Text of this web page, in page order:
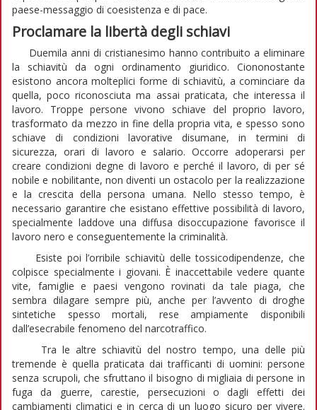
paese-messaggio di coesistenza e di pace.
Proclamare la libertà degli schiavi
Duemila anni di cristianesimo hanno contribuito a eliminare
la schiavitù da ogni ordinamento giuridico. Ciononostante
esistono ancora molteplici forme di schiavitù, a cominciare da
quella, poco riconosciuta ma assai praticata, che interessa il
lavoro. Troppe persone vivono schiave del proprio lavoro,
trasformato da mezzo in fine della propria vita, e spesso sono
schiave di condizioni lavorative disumane, in termini di
sicurezza, orari di lavoro e salario. Occorre adoperarsi per
creare condizioni degne di lavoro e perché il lavoro, di per sé
nobile e nobilitante, non diventi un ostacolo per la realizzazione
e la crescita della persona umana. Nello stesso tempo, è
necessario garantire che esistano effettive possibilità di lavoro,
specialmente laddove una diffusa disoccupazione favorisce il
lavoro nero e conseguentemente la criminalità.
Esiste poi l’orribile schiavitù delle tossicodipendenze, che
colpisce specialmente i giovani. È inaccettabile vedere quante
vite, famiglie e paesi vengono rovinati da tale piaga, che
sembra dilagare sempre più, anche per l’avvento di droghe
sintetiche spesso mortali, rese ampiamente disponibili
dall’esecrabile fenomeno del narcotraffico.
Tra le altre schiavitù del nostro tempo, una delle più
tremende è quella praticata dai trafficanti di uomini: persone
senza scrupoli, che sfruttano il bisogno di migliaia di persone in
fuga da guerre, carestie, persecuzioni o dagli effetti dei
cambiamenti climatici e in cerca di un luogo sicuro per vivere.